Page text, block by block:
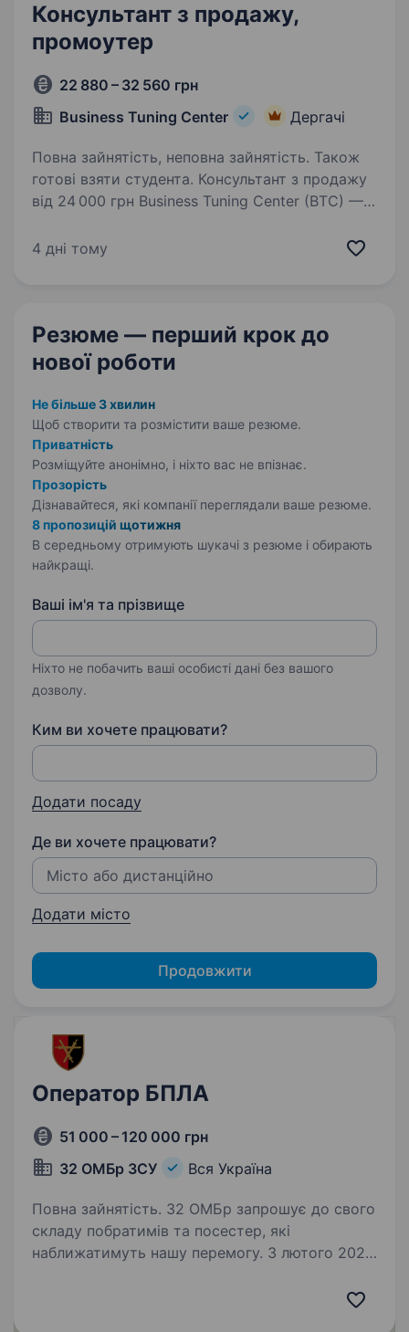
Консультант з продажу,
промоутер
22 880 – 32 560 грн
Business Tuning Center
Дергачі
Повна зайнятість, неповна зайнятість. Також
готові взяти студента. Консультант з продажу
від 24 000 грн Business Tuning Center (BTC) —
комунікацій в Україні з понад 20-річним
4 дні тому
Резюме — перший крок до
нової роботи
Не більше 3 хвилин
Щоб створити та розмістити ваше резюме.
Приватність
Розміщуйте анонімно, і ніхто вас не впізнає.
Прозорість
Дізнавайтеся, які компанії переглядали ваше резюме.
8 пропозицій щотижня
В середньому отримують шукачі з резюме і обирають
найкращі.
Ваші ім'я та прізвище
Ніхто не побачить ваші особисті дані без вашого
дозволу.
Ким ви хочете працювати?
Додати посаду
Де ви хочете працювати?
Додати місто
Продовжити
Оператор БПЛА
51 000 – 120 000 грн
32 ОМБр ЗСУ
Вся Україна
Повна зайнятість. 32 ОМБр запрошує до свого
складу побратимів та посестер, які
наближатимуть нашу перемогу. З лютого 2023